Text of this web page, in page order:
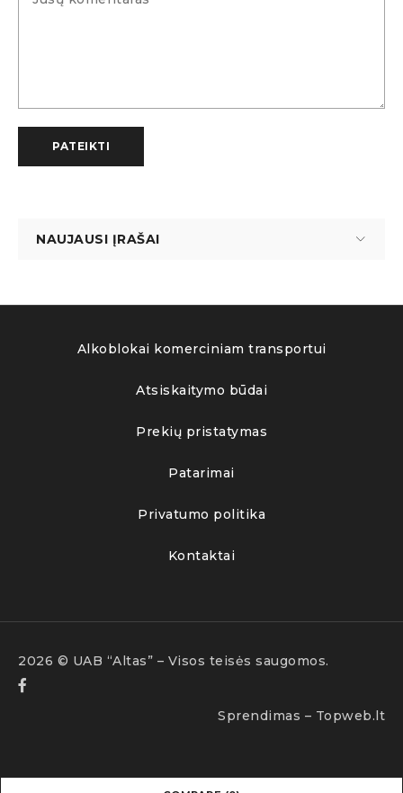
PATEIKTI
NAUJAUSI ĮRAŠAI
Alkoblokai komerciniam transportui
Atsiskaitymo būdai
Prekių pristatymas
Patarimai
Privatumo politika
Kontaktai
2026 © UAB “Altas” – Visos teisės saugomos.
Sprendimas – Topweb.lt